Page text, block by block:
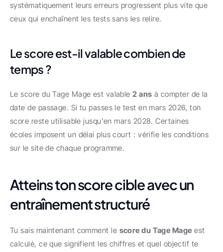
systématiquement leurs erreurs progressent plus vite que
ceux qui enchaînent les tests sans les relire.
Le score est-il valable combien de
temps ?
Le score du Tage Mage est valable 2 ans à compter de la
date de passage. Si tu passes le test en mars 2026, ton
score reste utilisable jusqu'en mars 2028. Certaines
écoles imposent un délai plus court : vérifie les conditions
sur le site de chaque programme.
Atteins ton score cible avec un
entraînement structuré
Tu sais maintenant comment le score du Tage Mage est
calculé, ce que signifient les chiffres et quel objectif te